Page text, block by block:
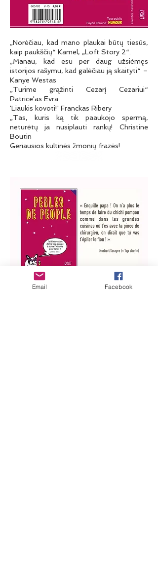
„Norėčiau, kad mano plaukai būtų tiesūs,
kaip paukščių“ Kamel, „Loft Story 2“.
„Manau, kad esu per daug užsiėmęs
istorijos rašymu, kad galėčiau ją skaityti“ –
Kanye Westas
„Turime grąžinti Cezarį Cezariui“
Patrice'as Evra
'Liaukis kovoti!' Franckas Ribery
„Tas, kuris ką tik paaukojo spermą,
neturėtų ja nusiplauti rankų! Christine
Boutin
Geriausios kultinės žmonių frazės!
Email Facebook